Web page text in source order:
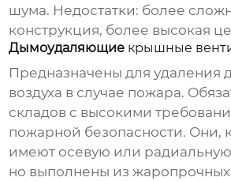
шума. Недостатки: более
конструкция, более высокая
Дымоудаляющие крышные
Предназначены для удаления
воздуха в случае пожара.
складов с высокими
пожарной безопасности. Они,
имеют осевую или
но выполнены из